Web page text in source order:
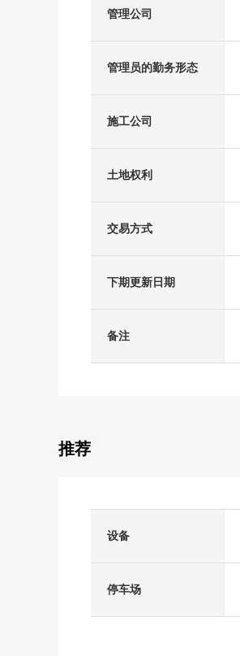
管理公司
管理员的勤务形态
施工公司
土地权利
交易方式
下期更新日期
备注
推荐
设备
停车场